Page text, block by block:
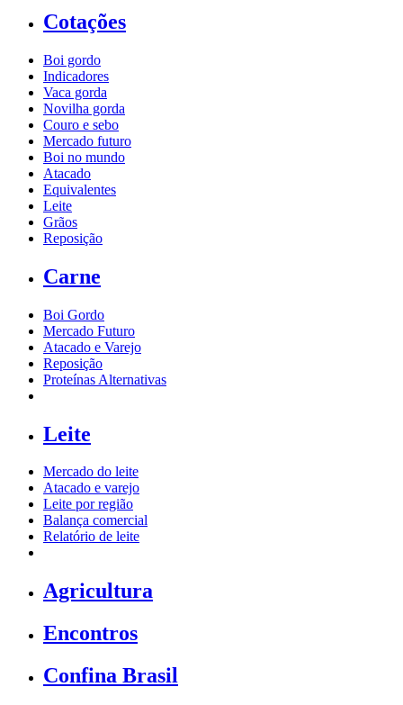
Cotações
Boi gordo
Indicadores
Vaca gorda
Novilha gorda
Couro e sebo
Mercado futuro
Boi no mundo
Atacado
Equivalentes
Leite
Grãos
Reposição
Carne
Boi Gordo
Mercado Futuro
Atacado e Varejo
Reposição
Proteínas Alternativas
Leite
Mercado do leite
Atacado e varejo
Leite por região
Balança comercial
Relatório de leite
Agricultura
Encontros
Confina Brasil